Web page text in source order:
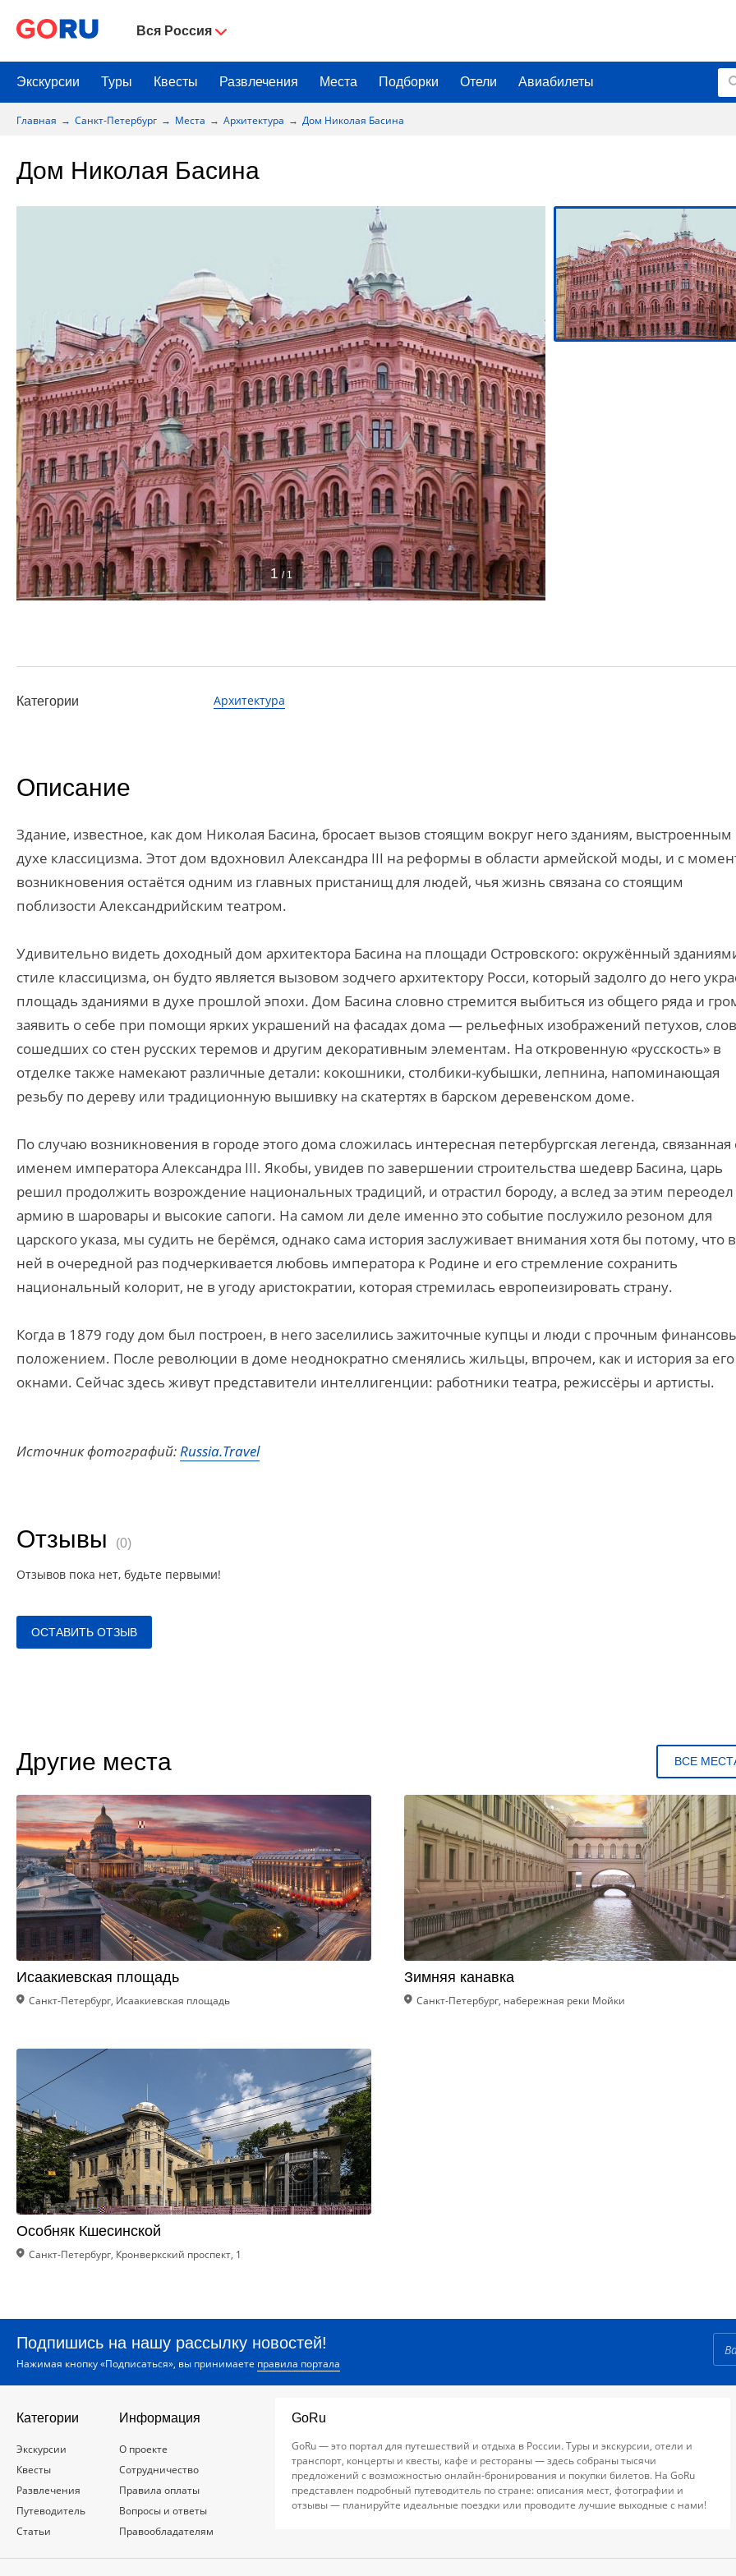
Вся Россия
Экскурсии Туры Квесты Развлечения Места Подборки Отели Авиабилеты
Главная Санкт-Петербург Места Архитектура Дом Николая Басина
Дом Николая Басина
1 / 1
Категории Архитектура
Описание
Здание, известное, как дом Николая Басина, бросает вызов стоящим вокруг него зданиям, выстроенным
духе классицизма. Этот дом вдохновил Александра III на реформы в области армейской моды, и с
возникновения остаётся одним из главных пристанищ для людей, чья жизнь связана со стоящим
поблизости Александрийским театром.
Удивительно видеть доходный дом архитектора Басина на площади Островского: окружённый
стиле классицизма, он будто является вызовом зодчего архитектору Росси, который задолго до него
площадь зданиями в духе прошлой эпохи. Дом Басина словно стремится выбиться из общего ряда и
заявить о себе при помощи ярких украшений на фасадах дома — рельефных изображений петухов,
сошедших со стен русских теремов и другим декоративным элементам. На откровенную «русскость» в
отделке также намекают различные детали: кокошники, столбики-кубышки, лепнина, напоминающая
резьбу по дереву или традиционную вышивку на скатертях в барском деревенском доме.
По случаю возникновения в городе этого дома сложилась интересная петербургская легенда, связанная
именем императора Александра III. Якобы, увидев по завершении строительства шедевр Басина, царь
решил продолжить возрождение национальных традиций, и отрастил бороду, а вслед за этим переодел
армию в шаровары и высокие сапоги. На самом ли деле именно это событие послужило резоном для
царского указа, мы судить не берёмся, однако сама история заслуживает внимания хотя бы потому, что в
ней в очередной раз подчеркивается любовь императора к Родине и его стремление сохранить
национальный колорит, не в угоду аристократии, которая стремилась европеизировать страну.
Когда в 1879 году дом был построен, в него заселились зажиточные купцы и люди с прочным
положением. После революции в доме неоднократно сменялись жильцы, впрочем, как и история за его
окнами. Сейчас здесь живут представители интеллигенции: работники театра, режиссёры и артисты.
Источник фотографий:Russia.Travel
Отзывы (0)
Отзывов пока нет, будьте первыми!
ОСТАВИТЬ ОТЗЫВ
Другие места ВСЕ
Исаакиевская площадь
Санкт-Петербург, Исаакиевская площадь
Зимняя канавка
Санкт-Петербург, набережная реки Мойки
Особняк Кшесинской
Санкт-Петербург, Кронверкский проспект, 1
Подпишись на нашу рассылку новостей!
Нажимая кнопку «Подписаться», вы принимаете правила портала
Категории
Экскурсии
Квесты
Развлечения
Путеводитель
Статьи
Информация
О проекте
Сотрудничество
Правила оплаты
Вопросы и ответы
Правообладателям
GoRu
GoRu — это портал для путешествий и отдыха в России. Туры и экскурсии, отели и
транспорт, концерты и квесты, кафе и рестораны — здесь собраны тысячи
предложений с возможностью онлайн-бронирования и покупки билетов. На GoRu
представлен подробный путеводитель по стране: описания мест, фотографии и
отзывы — планируйте идеальные поездки или проводите лучшие выходные с нами!